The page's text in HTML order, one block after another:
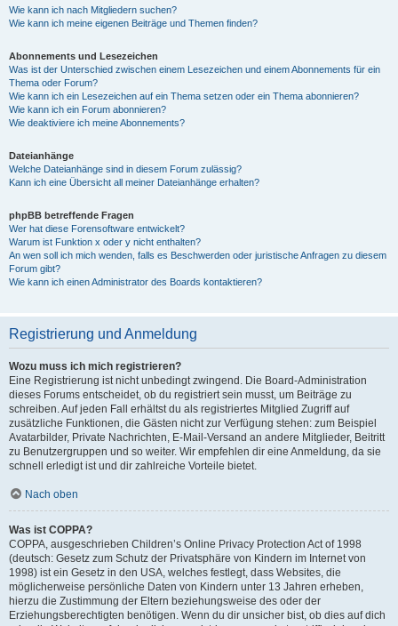
Wie kann ich nach Mitgliedern suchen?
Wie kann ich meine eigenen Beiträge und Themen finden?
Abonnements und Lesezeichen
Was ist der Unterschied zwischen einem Lesezeichen und einem Abonnements für ein
Thema oder Forum?
Wie kann ich ein Lesezeichen auf ein Thema setzen oder ein Thema abonnieren?
Wie kann ich ein Forum abonnieren?
Wie deaktiviere ich meine Abonnements?
Dateianhänge
Welche Dateianhänge sind in diesem Forum zulässig?
Kann ich eine Übersicht all meiner Dateianhänge erhalten?
phpBB betreffende Fragen
Wer hat diese Forensoftware entwickelt?
Warum ist Funktion x oder y nicht enthalten?
An wen soll ich mich wenden, falls es Beschwerden oder juristische Anfragen zu diesem
Forum gibt?
Wie kann ich einen Administrator des Boards kontaktieren?
Registrierung und Anmeldung
Wozu muss ich mich registrieren?
Eine Registrierung ist nicht unbedingt zwingend. Die Board-Administration
dieses Forums entscheidet, ob du registriert sein musst, um Beiträge zu
schreiben. Auf jeden Fall erhältst du als registriertes Mitglied Zugriff auf
zusätzliche Funktionen, die Gästen nicht zur Verfügung stehen: zum Beispiel
Avatarbilder, Private Nachrichten, E-Mail-Versand an andere Mitglieder, Beitritt
zu Benutzergruppen und so weiter. Wir empfehlen dir eine Anmeldung, da sie
schnell erledigt ist und dir zahlreiche Vorteile bietet.
Nach oben
Was ist COPPA?
COPPA, ausgeschrieben Children’s Online Privacy Protection Act of 1998
(deutsch: Gesetz zum Schutz der Privatsphäre von Kindern im Internet von
1998) ist ein Gesetz in den USA, welches festlegt, dass Websites, die
möglicherweise persönliche Daten von Kindern unter 13 Jahren erheben,
hierzu die Zustimmung der Eltern beziehungsweise des oder der
Erziehungsberechtigten benötigen. Wenn du dir unsicher bist, ob dies auf dich